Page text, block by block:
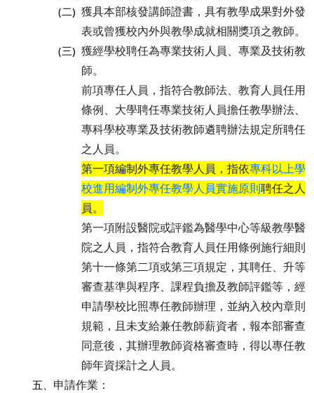
(二) 獲具本部核發講師證書，具有教學成果對外發
表或曾獲校內外與教學成就相關獎項之教師。
(三) 獲經學校聘任為專業技術人員、專業及技術教
師。
前項專任人員，指符合教師法、教育人員任用
條例、大學聘任專業技術人員擔任教學辦法、
專科學校專業及技術教師遴聘辦法規定所聘任
之人員。
第一項編制外專任教學人員，指依專科以上學
校進用編制外專任教學人員實施原則聘任之人
員。
第一項附設醫院或評鑑為醫學中心等級教學醫
院之人員，指符合教育人員任用條例施行細則
第十一條第二項或第三項規定，其聘任、升等
審查基準與程序、課程負擔及教師評鑑等，經
申請學校比照專任教師辦理，並納入校內章則
規範，且未支給兼任教師薪資者，報本部審查
同意後，其辦理教師資格審查時，得以專任教
師年資採計之人員。
五、 申請作業：